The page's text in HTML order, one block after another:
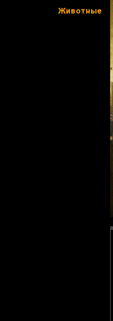
Животные